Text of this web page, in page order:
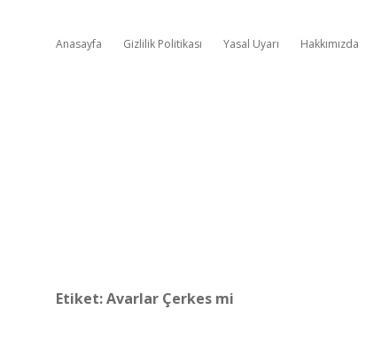
Anasayfa Gizlilik Politikası Yasal Uyarı Hakkımızda
Etiket:Avarlar Çerkes mi